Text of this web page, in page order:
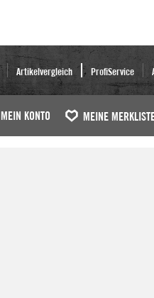
Artikelvergleich ProfiService
MEIN KONTO MEINE